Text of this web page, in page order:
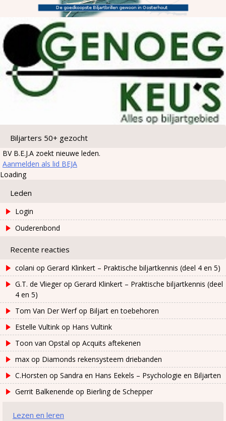
Biljarters 50+ gezocht
BV B.E.J.A zoekt nieuwe leden.
Aanmelden als lid BEJA
Loading
Leden
Login
Ouderenbond
Recente reacties
colani op Gerard Klinkert – Praktische biljartkennis (deel 4 en 5)
G.T. de Vliegerop Gerard Klinkert – Praktische biljartkennis (deel
4 en 5)
Tom Van Der Werfop Biljart en toebehoren
Estelle Vultink op Hans Vultink
Toon van Opstal op Acquits aftekenen
max op Diamonds rekensysteem driebanden
C.Horsten op Sandra en Hans Eekels – Psychologie en Biljarten
Gerrit Balkenende op Bierling de Schepper
Lezen en leren